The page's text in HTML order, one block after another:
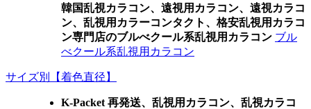
韓国乱視カラコン、遠視用カラコン、遠視カラコ
ン、乱視用カラーコンタクト、格安乱視用カラコ
ン専門店のブルべクール系乱視用カラコン ブル
べクール系乱視用カラコン
サイズ別【着色直径】
K-Packet 再発送、乱視用カラコン、乱視カラコ